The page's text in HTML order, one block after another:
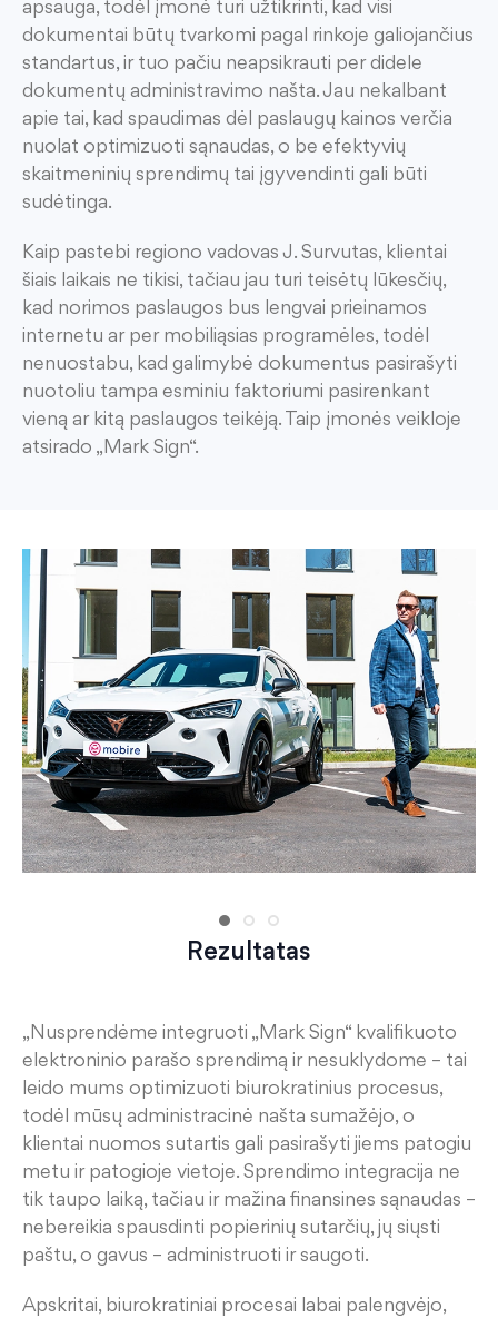
apsauga, todėl įmonė turi užtikrinti, kad visi
dokumentai būtų tvarkomi pagal rinkoje galiojančius
standartus,ir tuo pačiu neapsikrauti per didele
dokumentų administravimo našta.Jau nekalbant
apie tai, kad spaudimas dėl paslaugų kainos verčia
nuolat optimizuoti sąnaudas, o be efektyvių
skaitmeninių sprendimų tai įgyvendinti gali būti
sudėtinga.
Kaip pastebi regiono vadovas J.Survutas, klientai
šiais laikais ne tikisi, tačiau jau turi teisėtų lūkesčių,
kad norimos paslaugos bus lengvai prieinamos
internetu ar per mobiliąsias programėles, todėl
nenuostabu, kad galimybė dokumentus pasirašyti
nuotoliu tampa esminiu faktoriumi pasirenkant
vieną ar kitą paslaugos teikėją.Taip įmonės veikloje
atsirado „MarkSign“.
Rezultatas
„Nusprendėme integruoti „MarkSign“ kvalifikuoto
elektroninio parašo sprendimą ir nesuklydome – tai
leido mums optimizuoti biurokratinius procesus,
todėl mūsų administracinė našta sumažėjo, o
klientai nuomos sutartis gali pasirašyti jiems patogiu
metu ir patogioje vietoje.Sprendimo integracija ne
tik taupo laiką, tačiau ir mažina finansines sąnaudas –
nebereikia spausdinti popierinių sutarčių, jų siųsti
paštu, o gavus – administruoti ir saugoti.
Apskritai, biurokratiniai procesai labai palengvėjo,